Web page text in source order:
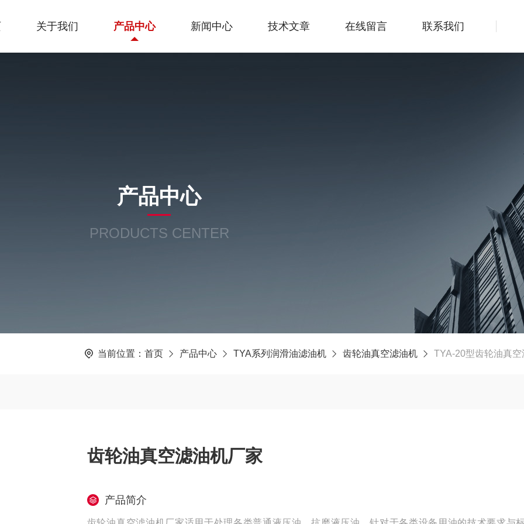
关于我们 产品中心 新闻中心 技术文章 在线留言 联系我们
产品中心
PRODUCTS CENTER
当前位置： 首页 产品中心 TYA系列润滑油滤油机 齿轮油真空滤油机 TYA-20型齿轮油真
齿轮油真空滤油机厂家
产品简介